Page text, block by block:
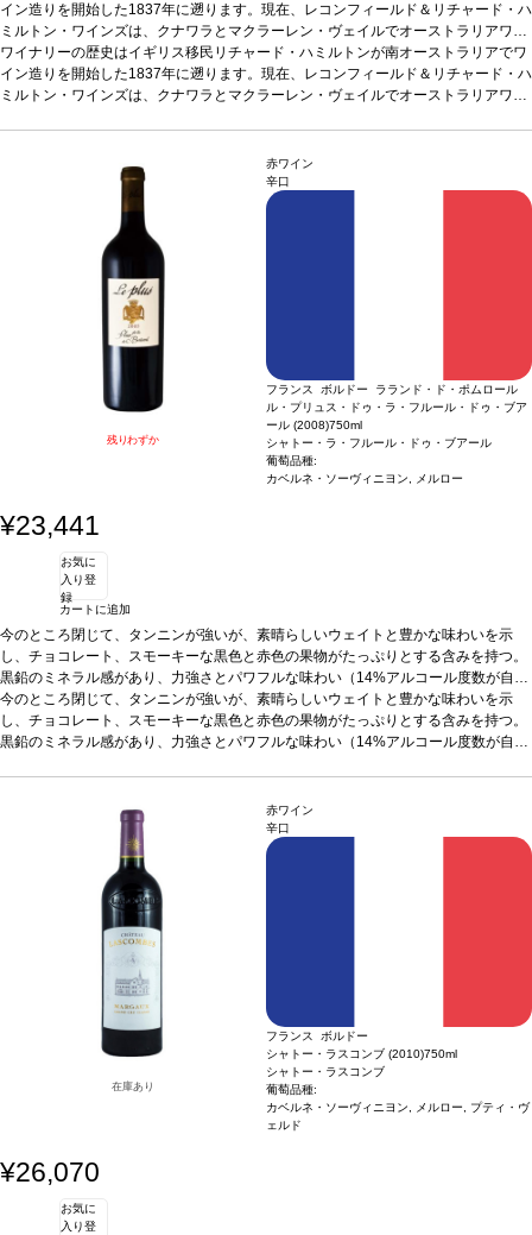
イン造りを開始した1837年に遡ります。現在、レコンフィールド＆リチャード・ハ
ミルトン・ワインズは、クナワラとマクラーレン・ヴェイルでオーストラリアワイ
ンの発展に貢献。鮮やかな深紅色。魅力的でフレッシュ、力強いラズベリーの香り
の、バランスの取れたスパークリングレッド。生き生きとしたラズベリーとチェリ
ーの含みを示し、柔らかくクリーンな酸味の後味。リキュールが添加されていてク
クリーミーなスパークリングレッドワイン。生き生きとしたラズベリーとチェリー
の含みを示し、後味では柔らかくクリーンな酸味を示す。
合う料理よく冷やして、冷えたグラスに注いでワインそのものを楽しんだり、カナ
ッペや家禽を使用した料理と合わせて。ビーツなどアーシーな風味と好相性。
葡萄品種 シラーズ
イルのワインとして造られ、オークで熟成される。第二次発酵から、自然な泡立ち
が生まれ、ワインにはリキュールが添加されており、それがクリーミーな風味を与
える。添加されているリキュールのうち2%はヴィンテージのポートワインをブレ
ンドしており、これがワインに複雑さを与えている。
バックグラウンドインフォメーション:
レコンフィールド クナワラのエステート
は、先駆者であり醸造家でもあるシドニー・ハミルトンが、1974年に設立した。設
立から30年間、レコンフィールドは、革新に取り組み続け、世界中が求めているハ
イクオリティなワインを毎年産みだしている。このユニークなオーストラリアスタ
イルのワインは、フレッシュで現代的なスパークリングワインとして、私達の従来
の商品であるシン キュヴェ ブランに並ぶ商品である。
ワイナリーの歴史はイギリス移民リチャード・ハミルトンが南オーストラリアでワ
イン造りを開始した1837年に遡ります。現在、レコンフィールド＆リチャード・ハ
ミルトン・ワインズは、クナワラとマクラーレン・ヴェイルでオーストラリアワイ
ーの含みを示し、柔らかくクリーンな酸味の後味。リキュールが添加されていてク
リーミーな風味を与えています。
テイスティングノート
力的でフレッシュ、力強いラズベリーの香りを持つ。きれいにバランスの取れた、
クリーミーなスパークリングレッドワイン。生き生きとしたラズベリーとチェリー
の含みを示し、後味では柔らかくクリーンな酸味を示す。
若々しくフレッシュな時に最も楽しめる。
ワインメーカーのコメント
フレッシュなクナワラのシラーズは、上質で優雅なスタ
イルのワインとして造られ、オークで熟成される。第二次発酵から、自然な泡立ち
が生まれ、ワインにはリキュールが添加されており、それがクリーミーな風味を与
える。添加されているリキュールのうち2%はヴィンテージのポートワインをブレ
ンドしており、これがワインに複雑さを与えている。
バックグラウンドインフォメーション:
は、先駆者であり醸造家でもあるシドニー・ハミルトンが、1974年に設立した。設
立から30年間、レコンフィールドは、革新に取り組み続け、世界中が求めているハ
イクオリティなワインを毎年産みだしている。このユニークなオーストラリアスタ
イルのワインは、フレッシュで現代的なスパークリングワインとして、私達の従来
の商品であるシン キュヴェ ブランに並ぶ商品である。
残りわずか
赤ワイン
辛口
フランス ボルドー ラランド・ド・ポムロール
ル・プリュス・ドゥ・ラ・フルール・ドゥ・ブア
ール (2008)750ml
シャトー・ラ・フルール・ドゥ・ブアール
葡萄品種:
カベルネ・ソーヴィニヨン, メルロー
¥23,441
お気に
入り登
録
カートに追加
今のところ閉じて、タンニンが強いが、素晴らしいウェイトと豊かな味わいを示
し、チョコレート、スモーキーな黒色と赤色の果物がたっぷりとする含みを持つ。
黒鉛のミネラル感があり、力強さとパワフルな味わい（14%アルコール度数が自然
に形成された）。（2011年5月パーカーコメント引用）
生産地の詳細情報: フランス>>ボルドー>>ラランド・ド・ポムロール生産者の詳
細情報:シャトー ラ フルール ドゥ ブアール
今のところ閉じて、タンニンが強いが、素晴らしいウェイトと豊かな味わいを示
し、チョコレート、スモーキーな黒色と赤色の果物がたっぷりとする含みを持つ。
黒鉛のミネラル感があり、力強さとパワフルな味わい（14%アルコール度数が自然
在庫あり
赤ワイン
辛口
フランス ボルドー
シャトー・ラスコンブ (2010)750ml
シャトー・ラスコンブ
葡萄品種:
カベルネ・ソーヴィニヨン, メルロー, プティ・ヴ
ェルド
¥26,070
お気に
入り登